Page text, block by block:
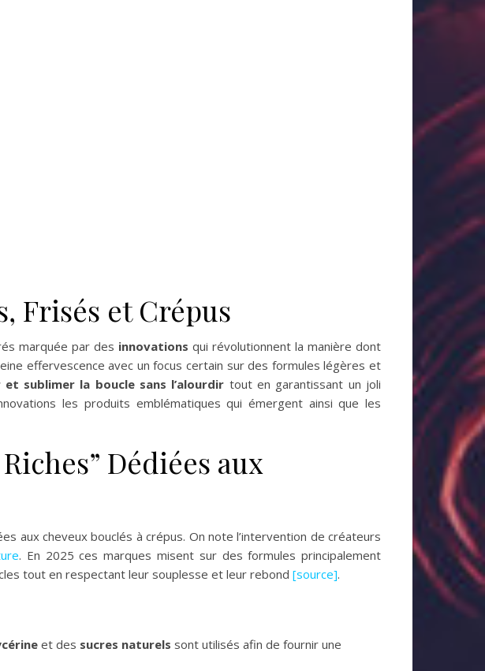
Frisés et Crépus
marquée par des innovations qui révolutionnent la manière dont
effervescence avec un focus certain sur des formules légères et
et sublimer la boucle sans l’alourdir tout en garantissant un joli
les produits emblématiques qui émergent ainsi que les
Dédiées aux
aux cheveux bouclés à crépus. On note l’intervention de créateurs
. En 2025 ces marques misent sur des formules principalement
tout en respectant leur souplesse et leur rebond [source].
et des sucres naturels sont utilisés afin de fournir une